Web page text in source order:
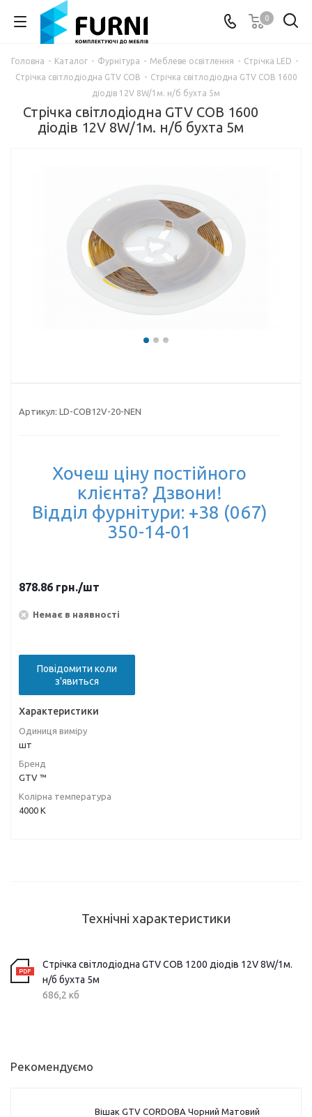
0
Головна - Каталог - Фурнітура - Меблеве освітлення - Стрічка LED -
Стрічка світлодіодна GTV COB - Стрічка світлодіодна GTV COB 1600
діодів 12V 8W/1м. н/б бухта 5м
Стрічка світлодіодна GTV COB 1600
діодів 12V 8W/1м. н/б бухта 5м
Артикул: LD-COB12V-20-NEN
Хочеш ціну постійного
клієнта? Дзвони!
Відділ фурнітури: +38 (067)
350-14-01
878.86 грн./шт
Немає в наявності
Повідомити коли
з'явиться
Характеристики
Одиниця виміру
шт
Бренд
GTV ™
Колірна температура
4000 К
Технічні характеристики
Стрічка світлодіодна GTV COB 1200 діодів 12V 8W/1м.
н/б бухта 5м
686,2 кб
Рекомендуємо
Вішак GTV CORDOBA Чорний Матовий